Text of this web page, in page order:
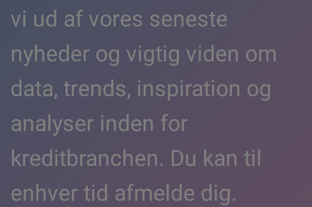
vi ud af vores seneste
nyheder og vigtig viden om
data, trends, inspiration og
analyser inden for
kreditbranchen. Du kan til
enhver tid afmelde dig.